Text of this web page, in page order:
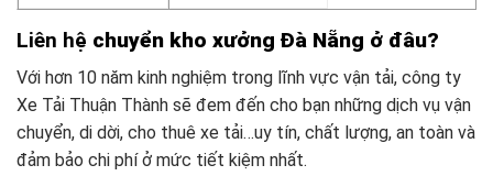
Liên hệ chuyển kho xưởng Đà Nẵng ở đâu?
Với hơn 10 năm kinh nghiệm trong lĩnh vực vận tải, công ty
Xe Tải Thuận Thành sẽ đem đến cho bạn những dịch vụ vận
chuyển, di dời, cho thuê xe tải…uy tín, chất lượng, an toàn và
đảm bảo chi phí ở mức tiết kiệm nhất.